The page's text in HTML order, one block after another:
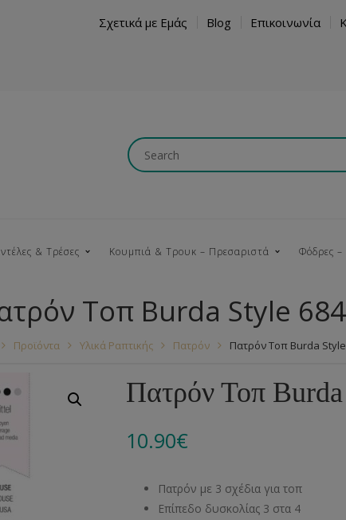
Σχετικά με Εμάς Blog Επικοινωνία
Κουμπώματα
Μεταλλικά Εξαρτήματα
Νήματα
Αξεσουάρ
& Τρέσες
Βαμβακερές Κρόσια
Φυτίλια- Κορδόνια
Διάφορες Τρέσες
Κουμπιά & Τρουκ – Πρεσαριστά
Ξύλινα
Πουκαμίσου
Στρας
Μοντγκόμερι
Φόδρες
Τοπ Burda Style
Προϊόντα Υλικά Ραπτικής Πατρόν Πατρόν Τοπ Burda
Πατρόν Τοπ
10.90€
Πατρόν με 3 σχέδια για τοπ
Επίπεδο δυσκολίας 3 στα 4